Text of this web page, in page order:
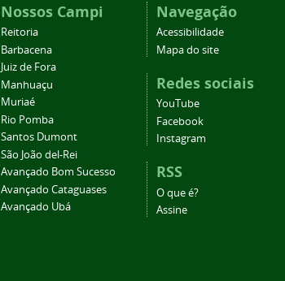
Nossos Campi
Reitoria
Barbacena
Juiz de Fora
Manhuaçu
Muriaé
Rio Pomba
Santos Dumont
São João del-Rei
Avançado Bom Sucesso
Avançado Cataguases
Avançado Ubá
Navegação
Acessibilidade
Mapa do site
Redes sociais
YouTube
Facebook
Instagram
RSS
O que é?
Assine